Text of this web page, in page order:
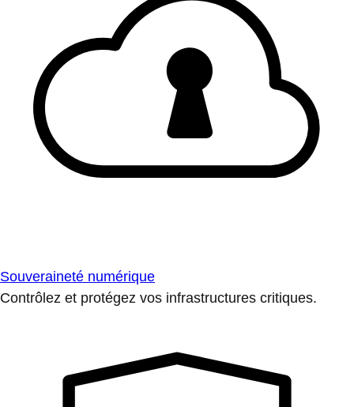
Souveraineté numérique
Contrôlez et protégez vos infrastructures critiques.